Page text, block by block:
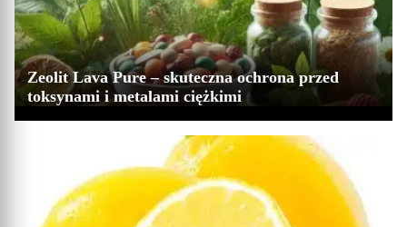
Zeolit Lava Pure – skuteczna ochrona przed
toksynami i metalami ciężkimi